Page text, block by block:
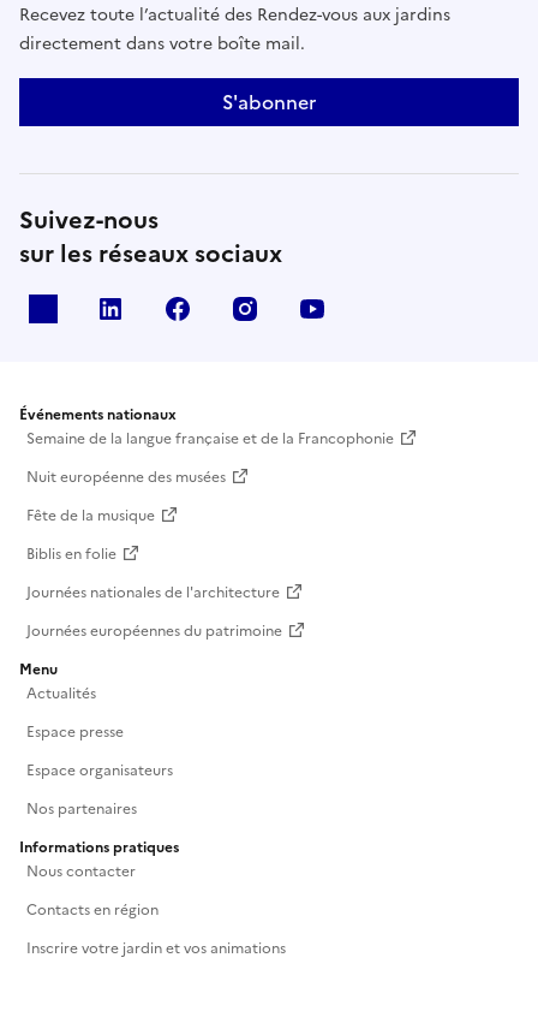
Recevez toute l’actualité des Rendez-vous aux jardins
directement dans votre boîte mail.
S'abonner
Suivez-nous
sur les réseaux sociaux
Linkedin Facebook Instagram
Événements nationaux
Semaine de la langue française et de la Francophonie
Nuit européenne des musées
Fête de la musique
Biblis en folie
Journées nationales de l'architecture
Journées européennes du patrimoine
Menu
Actualités
Espace presse
Espace organisateurs
Nos partenaires
Informations pratiques
Nous contacter
Contacts en région
Inscrire votre jardin et vos animations